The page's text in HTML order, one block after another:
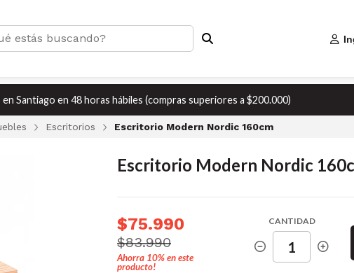
Santiago en 48 horas hábiles (compras superiores a $200.000)
Escritorios Escritorio Modern Nordic 160cm
Escritorio Modern Nordic
$75.990
$83.990
Ahorra 10%en este
producto!
CANTIDAD